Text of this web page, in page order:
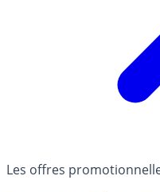
Les offres